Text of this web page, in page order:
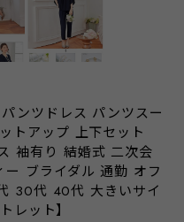
ンツドレス パンツスー
トアップ 上下セット
袖有り 結婚式 二次会
ブライダル 通勤 オフ
30代 40代 大きいサイ
レット】